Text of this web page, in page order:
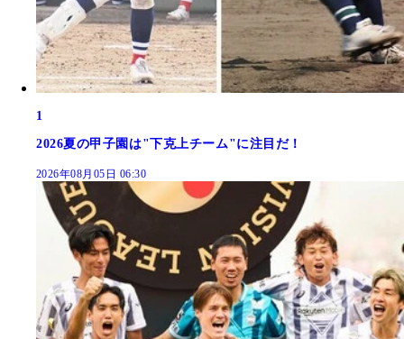
1
2026夏の甲子園は"下克上チーム"に注目だ！
2026年08月05日 06:30